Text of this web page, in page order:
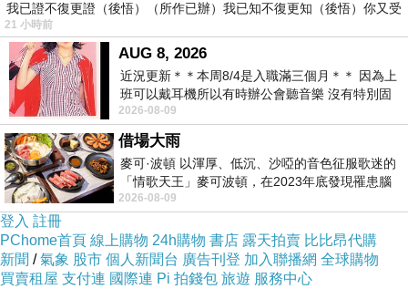
而喬納，你這個擁有善良靈魂卻又殺人不眨眼的吸血鬼，跟不能厮守的
布魯克糾纒不清，卻又渴望吸取萊拉的血，而後來的種種呵護，是否連
你自己都搞不清楚對她是成癮的慾望還是愛的延伸了。
一再失憶的萊拉總是在死亡及重生裡輪迴，明明力量強大於眾人的她，
卻老是處在被保護待拯救狀態，有時連配角都來的比她清楚狀況又能夠
愛恨分明，看來要等到後續的二、三集時才能看到她能力的大爆發了。
作者把天堂稱為水晶星際，而天使的任務則是負責收集人類的純淨靈
魂，這種新穎的詮釋及見解，讓對天堂有憧憬的我們，看到僅存的35克
我已證不復更證（後悟）（所作已辦）我已知不復更知（後悟）你又受
21 小時前
AUG 8, 2026
近況更新＊＊本周8/4是入職滿三個月＊＊ 因為上
班可以戴耳機所以有時辦公會聽音樂 沒有特別固
定哪天但就是一周某一天會固定聽'90
2026-08-09
借場大雨
麥可·波頓 以渾厚、低沉、沙啞的音色征服歌迷的
「情歌天王」麥可波頓，在2023年底發現罹患腦
瘤「祈禱早日康復，一切都好」。
2026-08-09
登入 註冊
PChome首頁 線上購物 24h購物 書店 露天拍賣 比比昂代購
新聞 /氣象 股市 個人新聞台 廣告刊登 加入聯播網 全球購物
買賣租屋 支付連 國際連 Pi 拍錢包 旅遊 服務中心